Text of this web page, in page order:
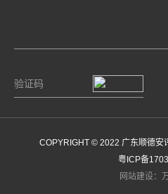
COPYRIGHT © 2022 广东顺德安
粤ICP备
网站建设：